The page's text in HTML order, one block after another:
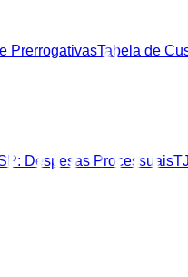
PrerrogativasTabela de
Despesas Processuais